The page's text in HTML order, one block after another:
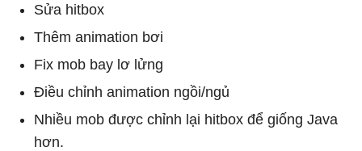
Sửa hitbox
Thêm animation bơi
Fix mob bay lơ lửng
Điều chỉnh animation ngồi/ngủ
Nhiều mob được chỉnh lại hitbox để giống Java
hơn.